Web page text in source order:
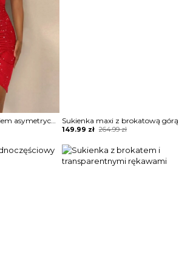
Sukienka mini z połyskiem asymetryczna
264.99zł
Original
was:
264.99 zł.
149.99 zł
Current
is:
149.99 zł.